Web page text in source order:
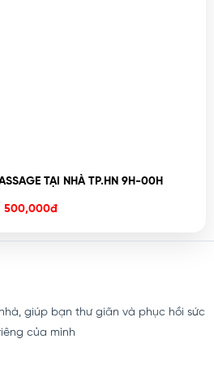
TẠI NHÀ TP.HN 9H-00H
500,000đ
giúp bạn thư giãn và phục hồi sức
của mình